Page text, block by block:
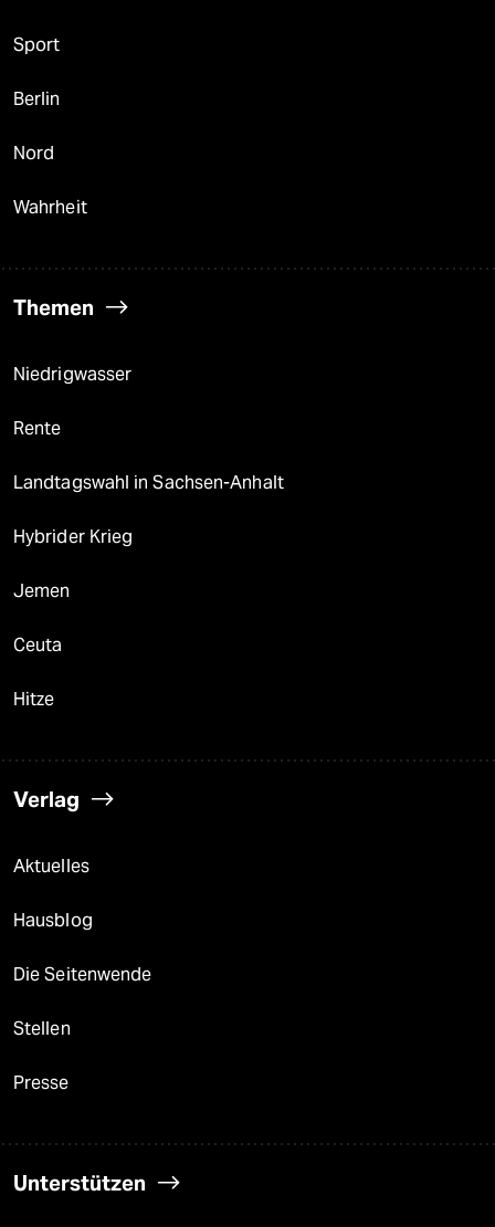
Sport
Berlin
Nord
Wahrheit
Themen
Niedrigwasser
Rente
Landtagswahl in Sachsen-Anhalt
Hybrider Krieg
Jemen
Ceuta
Hitze
Verlag
Aktuelles
Hausblog
Die Seitenwende
Stellen
Presse
Unterstützen